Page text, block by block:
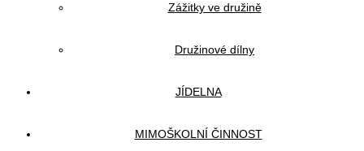
Zážitky ve družině
Družinové dílny
JÍDELNA
MIMOŠKOLNÍ ČINNOST